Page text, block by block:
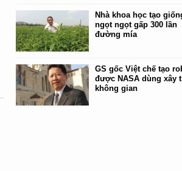
Nhà khoa học tạo
ngọt ngọt gấp 300 lần
đường mía
GS gốc Việt chế tạo
được NASA dùng xây
không gian